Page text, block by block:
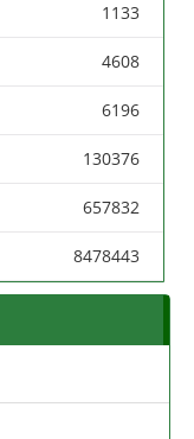
1133
4608
6196
130376
657832
8478443